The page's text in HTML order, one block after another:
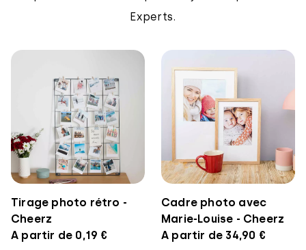
Experts.
Tirage photo rétro -
Cheerz
A partir de 0,19 €
Cadre photo avec
Marie-Louise - Cheerz
A partir de 34,90 €